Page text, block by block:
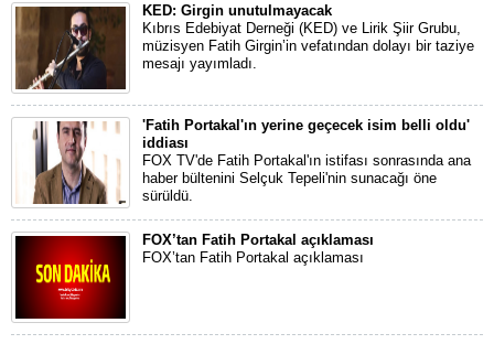
KED: Girgin unutulmayacak
Kıbrıs Edebiyat Derneği (KED) ve Lirik Şiir Grubu,
müzisyen Fatih Girgin’in vefatından dolayı bir taziye
mesajı yayımladı.
'Fatih Portakal'ın yerine geçecek isim belli oldu'
iddiası
FOX TV'de Fatih Portakal'ın istifası sonrasında ana
haber bültenini Selçuk Tepeli'nin sunacağı öne
sürüldü.
FOX’tan Fatih Portakal açıklaması
FOX’tan Fatih Portakal açıklaması